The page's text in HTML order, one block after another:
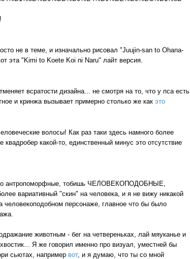
не в теме, и изначально рисовал "Juujin-san to Ohana-
эта "Kimi to Koete Koi ni Naru" лайт версия.
всратости дизайна... не смотря на то, что у пса есть
и кринжа вызывает примерно столько же как это
волосы! Как раз таки здесь намного более
какой-то, единственный минус это отсутствие
антропоморфные, тобишь ЧЕЛОВЕКОПОДОБНЫЕ,
вариативный "скин" на человека, и я не вижу никакой
человекоподобном персонаже, главное что бы было
животным - бег на четвереньках, лай мяуканье и
Я же говорил именно про визуал, уместней бы
сьютах, например вот, и я думаю, что ты со мной